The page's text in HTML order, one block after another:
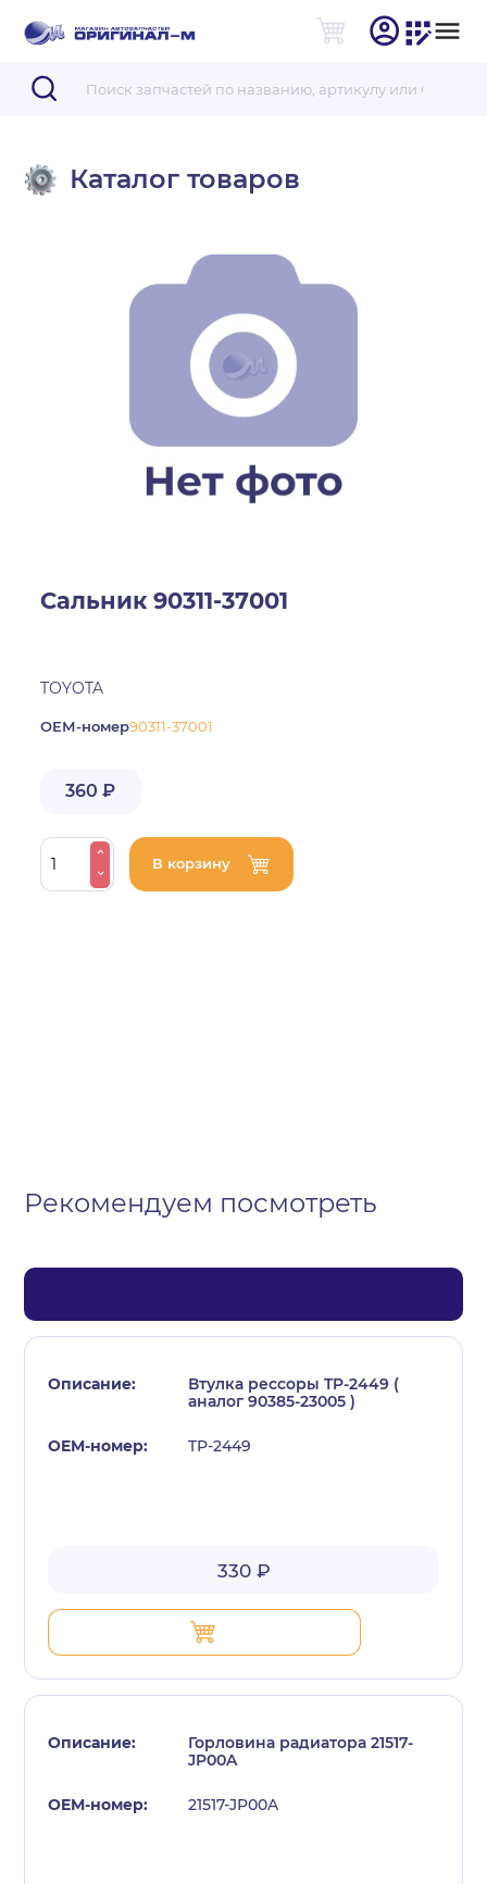
Каталог товаров
Сальник 90311-37001
TOYOTA
ОЕМ-номер90311-37001
360 ₽
В корзину
Рекомендуем посмотреть
Втулка рессоры TP-2449 (
аналог 90385-23005 )
TP-2449
330 ₽
Горловина радиатора 21517-
JP00A
21517-JP00A